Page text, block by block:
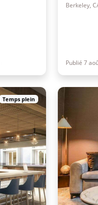
Berkeley,
Publié 7
Temps plein